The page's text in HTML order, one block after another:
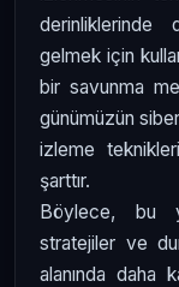
derinliklerinde
gelmek için
bir savunma
günümüzün
izleme
şarttır.
Böylece, bu
stratejiler ve
alanında daha